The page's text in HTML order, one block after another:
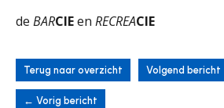
de BARCIEen RECREACIE
Terug naar overzicht Volgend bericht
← Vorig bericht